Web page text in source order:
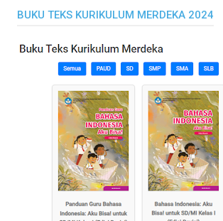
BUKU TEKS KURIKULUM MERDEKA 2024